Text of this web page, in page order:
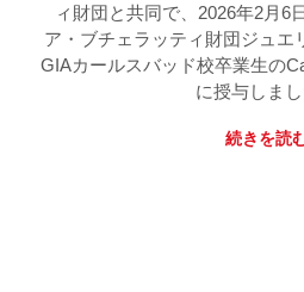
ィ財団と共同で、2026年2月6
ア・ブチェラッティ財団ジュエ
GIAカールスバッド校卒業生の
に授与しまし
続きを読